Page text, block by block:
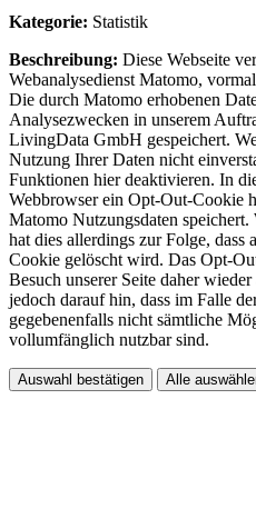
Kategorie: Statistik
Beschreibung: Diese Webseite
Webanalysedienst Matomo,
Die durch Matomo erhobenen
Analysezwecken in unserem
LivingData GmbH gespeichert.
Nutzung Ihrer Daten nicht
Funktionen hier deaktivieren. In
Webbrowser ein Opt-Out-Cookie
Matomo Nutzungsdaten
hat dies allerdings zur Folge, dass
Cookie gelöscht wird. Das Opt-
Besuch unserer Seite daher
jedoch darauf hin, dass im Falle
gegebenenfalls nicht sämtliche
vollumfänglich nutzbar sind.
Auswahl bestätigen Alle